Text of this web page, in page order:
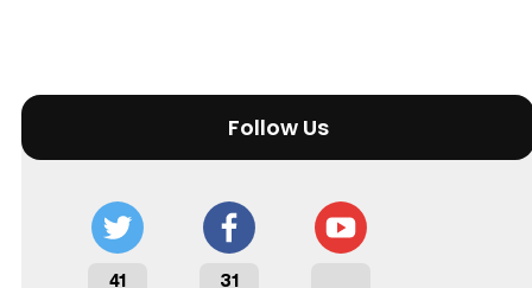
Follow Us
41 31